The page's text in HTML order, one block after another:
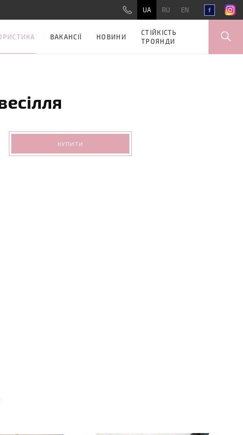
UA RU EN
ВАКАНСІЇ НОВИНИ
СТІЙКІСТЬ
ТРОЯНДИ
КУПИТИ